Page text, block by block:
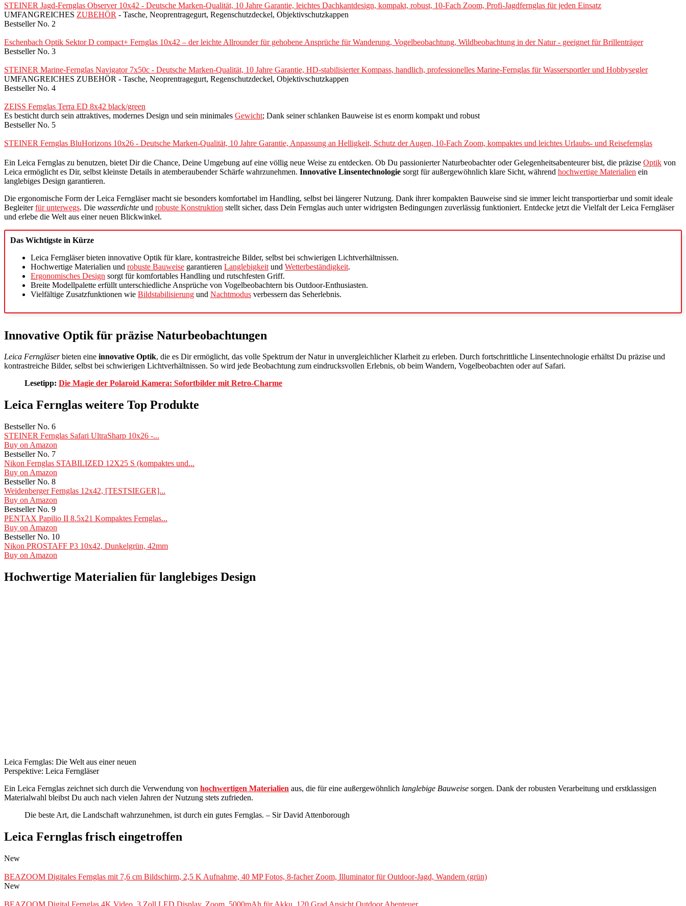
STEINER Jagd-Fernglas Observer 10x42 - Deutsche Marken-Qualität, 10 Jahre Garantie, leichtes Dachkantdesign, kompakt, robust, 10-Fach Zoom, Profi-Jagdfernglas für jeden Einsatz
UMFANGREICHES ZUBEHÖR - Tasche, Neoprentragegurt, Regenschutzdeckel, Objektivschutzkappen
Bestseller No. 2
Eschenbach Optik Sektor D compact+ Fernglas 10x42 – der leichte Allrounder für gehobene Ansprüche für Wanderung, Vogelbeobachtung, Wildbeobachtung in der Natur - geeignet für Brillenträger
Bestseller No. 3
STEINER Marine-Fernglas Navigator 7x50c - Deutsche Marken-Qualität, 10 Jahre Garantie, HD-stabilisierter Kompass, handlich, professionelles Marine-Fernglas für Wassersportler und Hobbysegler
UMFANGREICHES ZUBEHÖR - Tasche, Neoprentragegurt, Regenschutzdeckel, Objektivschutzkappen
Bestseller No. 4
ZEISS Fernglas Terra ED 8x42 black/green
Es besticht durch sein attraktives, modernes Design und sein minimales Gewicht; Dank seiner schlanken Bauweise ist es enorm kompakt und robust
Bestseller No. 5
STEINER Fernglas BluHorizons 10x26 - Deutsche Marken-Qualität, 10 Jahre Garantie, Anpassung an Helligkeit, Schutz der Augen, 10-Fach Zoom, kompaktes und leichtes Urlaubs- und Reisefernglas
Ein Leica Fernglas zu benutzen, bietet Dir die Chance, Deine Umgebung auf eine völlig neue Weise zu entdecken. Ob Du passionierter Naturbeobachter oder Gelegenheitsabenteurer bist, die präzise Optik von
Leica ermöglicht es Dir, selbst kleinste Details in atemberaubender Schärfe wahrzunehmen. Innovative Linsentechnologie sorgt für außergewöhnlich klare Sicht, während hochwertige Materialien ein
langlebiges Design garantieren.
Die ergonomische Form der Leica Ferngläser macht sie besonders komfortabel im Handling, selbst bei längerer Nutzung. Dank ihrer kompakten Bauweise sind sie immer leicht transportierbar und somit ideale
Begleiterfür unterwegs. Die wasserdichte und robuste Konstruktion stellt sicher, dass Dein Fernglas auch unter widrigsten Bedingungen zuverlässig funktioniert. Entdecke jetzt die Vielfalt der Leica Ferngläser
und erlebe die Welt aus einer neuen Blickwinkel.
Das Wichtigste in Kürze
Leica Ferngläser bieten innovative Optik für klare, kontrastreiche Bilder, selbst bei schwierigen Lichtverhältnissen.
Hochwertige Materialien und robuste Bauweise garantieren Langlebigkeit und Wetterbeständigkeit.
Ergonomisches Design sorgt für komfortables Handling und rutschfesten Griff.
Breite Modellpalette erfüllt unterschiedliche Ansprüche von Vogelbeobachtern bis Outdoor-Enthusiasten.
Vielfältige Zusatzfunktionen wie Bildstabilisierung und Nachtmodus verbessern das Seherlebnis.
Innovative Optik für präzise Naturbeobachtungen
Leica Ferngläserbieten eine innovative Optik, die es Dir ermöglicht, das volle Spektrum der Natur in unvergleichlicher Klarheit zu erleben. Durch fortschrittliche Linsentechnologie erhältst Du präzise und
kontrastreiche Bilder, selbst bei schwierigen Lichtverhältnissen. So wird jede Beobachtung zum eindrucksvollen Erlebnis, ob beim Wandern, Vogelbeobachten oder auf Safari.
Lesetipp: Die Magie der Polaroid Kamera: Sofortbilder mit Retro-Charme
Leica Fernglas weitere Top Produkte
Bestseller No. 6
STEINER Fernglas Safari UltraSharp 10x26 -...
Buy on Amazon
Bestseller No. 7
Nikon Fernglas STABILIZED 12X25 S (kompaktes und...
Buy on Amazon
Bestseller No. 8
Weidenberger Fernglas 12x42, [TESTSIEGER]...
Buy on Amazon
Bestseller No. 9
PENTAX Papilio II 8.5x21 Kompaktes Fernglas...
Buy on Amazon
Bestseller No. 10
Nikon PROSTAFF P3 10x42, Dunkelgrün, 42mm
Buy on Amazon
Hochwertige Materialien für langlebiges Design
Leica Fernglas: Die Welt aus einer neuen
Perspektive: Leica Ferngläser
Ein Leica Fernglas zeichnet sich durch die Verwendung von hochwertigen Materialien aus, die für eine außergewöhnlich langlebige Bauweise sorgen. Dank der robusten Verarbeitung und erstklassigen
Materialwahl bleibst Du auch nach vielen Jahren der Nutzung stets zufrieden.
Die beste Art, die Landschaft wahrzunehmen, ist durch ein gutes Fernglas. – Sir David Attenborough
Leica Fernglas frisch eingetroffen
New
BEAZOOM Digitales Fernglas mit 7,6 cm Bildschirm, 2,5 K Aufnahme, 40 MP Fotos, 8-facher Zoom, Illuminator für Outdoor-Jagd, Wandern (grün)
New
BEAZOOM Digital Fernglas 4K Video, 3 Zoll LED Display, Zoom, 5000mAh für Akku, 120 Grad Ansicht Outdoor Abenteuer